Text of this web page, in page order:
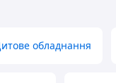
обладнання